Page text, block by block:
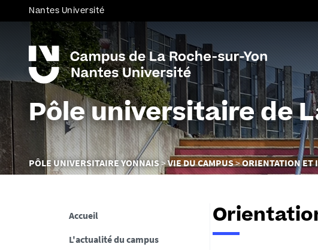
Nantes Université
Pôle universitaire de
Vous
êtes
PÔLE UNIVERSITAIRE YONNAIS VIE DU CAMPUS ORIENTATION ET
Accueil
L'actualité du campus